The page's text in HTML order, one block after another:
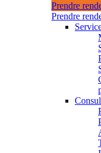
Prendre
Prendre